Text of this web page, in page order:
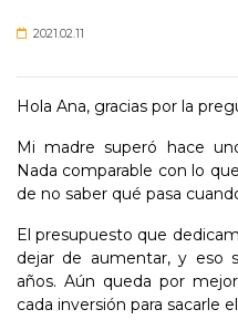
2021.02.11
Hola Ana, gracias por la
Mi madre superó hace
Nada comparable con lo
de no saber qué pasa
El presupuesto que
dejar de aumentar, y eso
años. Aún queda por
cada inversión para sacarle